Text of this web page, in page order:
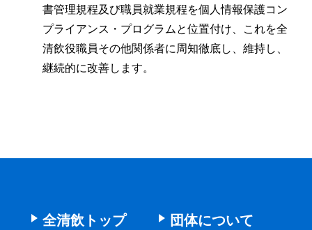
書管理規程及び職員就業規程を個人情報保護コン
プライアンス・プログラムと位置付け、これを全
清飲役職員その他関係者に周知徹底し、維持し、
継続的に改善します。
全清飲トップ 団体について